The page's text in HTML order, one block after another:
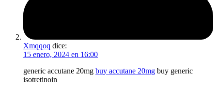
Xmqqoq dice:
15 enero, 2024 en 16:00
generic accutane 20mg buy accutane 20mg buy generic
isotretinoin